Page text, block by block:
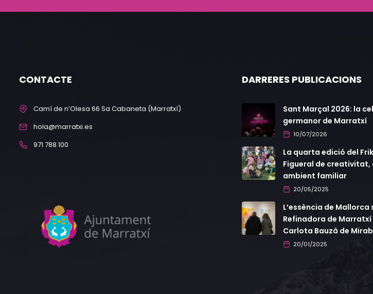
CONTACTE
Camí de n’Olesa 66 Sa Cabaneta (Marratxí)
hola@marratxi.es
971 788 100
DARRERES PUBLICACIONS
Sant Marçal 2026: la
germanor de Marratxí
10/07/2026
La quarta edició del
Figueral de creativitat,
ambient familiar
20/05/2025
L’essència de Mallorca
Refinadora de
Carlota Bauzá de
20/01/2025